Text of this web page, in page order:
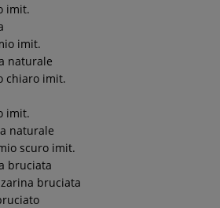
imit.
imit.
naturale
chiaro imit.
imit.
naturale
scuro imit.
bruciata
bruciata